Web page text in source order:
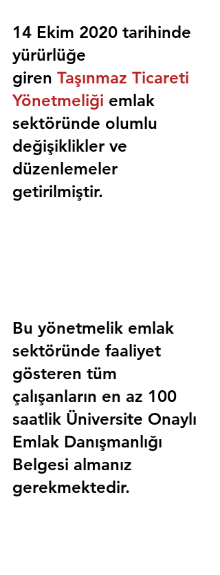
14 Ekim 2020 tarihinde
yürürlüğe
giren Taşınmaz Ticareti
Yönetmeliği emlak
sektöründe olumlu
değişiklikler ve
düzenlemeler
getirilmiştir.
Bu yönetmelik emlak
sektöründe faaliyet
gösteren tüm
çalışanların en az 100
saatlik Üniversite Onaylı
Emlak Danışmanlığı
Belgesi almanız
gerekmektedir.